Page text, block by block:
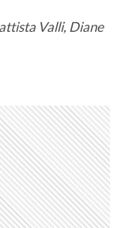
Valli, Diane